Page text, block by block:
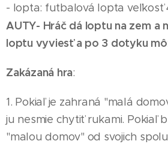
- lopta: futbalová lopta veľkosť
AUTY- Hráč dá loptu na zem a
loptu vyviesť a po 3 dotyku
Zakázaná hra:
1. Pokiaľ je zahraná "malá
ju nesmie chytiť rukami. Pokiaľ
"malou domov" od svojich